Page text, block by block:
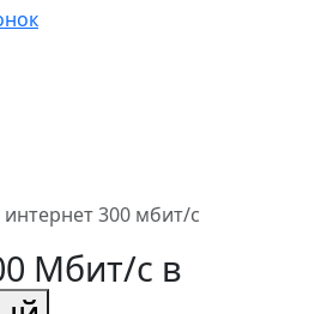
300 мбит/с
Мбит/с в